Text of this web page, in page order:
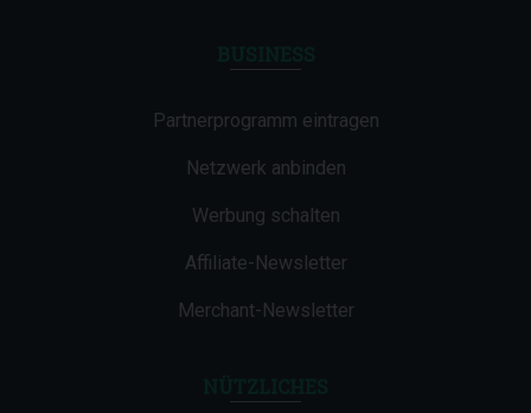
Partnerprogramm eintragen
Netzwerk anbinden
Werbung schalten
Affiliate-Newsletter
Merchant-Newsletter